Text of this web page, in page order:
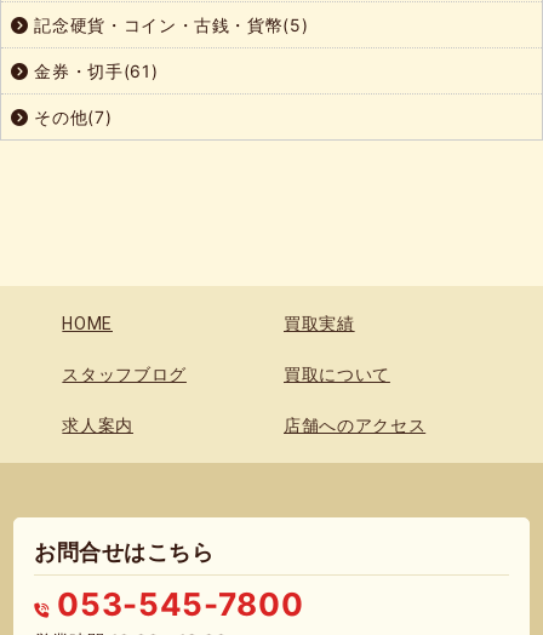
記念硬貨・コイン・古銭・貨幣(5)
金券・切手(61)
その他(7)
HOME 買取実績
スタッフブログ 買取について
求人案内 店舗へのアクセス
お問合せはこちら
053-545-7800